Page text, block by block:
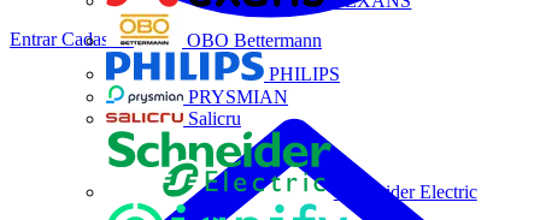
OBO Bettermann
PHILIPS
PRYSMIAN
Salicru
Schneider Electric
EntrarCadastrar